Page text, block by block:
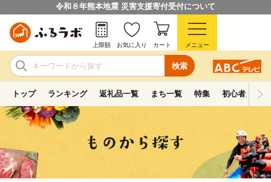
令和８年熊本地震 災害支援寄付受付について
検索
上限額 お気に入り カート メニュー
トップ ランキング 返礼品一覧 まち一覧 特集 初心者ガイド